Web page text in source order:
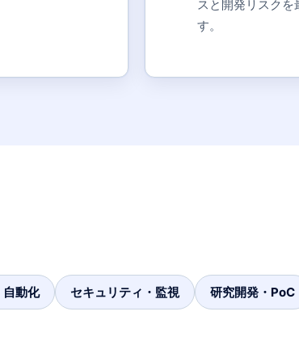
スと開発リスクを
す。
自動化 セキュリティ・監視 研究開発・PoC